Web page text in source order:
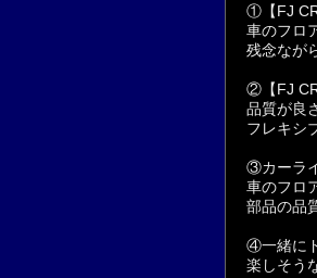
①【FJ
車のフロ
残念なが
②【FJ
品質が良
フレキシ
③カーラ
車のフロ
部品の品
④一緒に
楽しそう